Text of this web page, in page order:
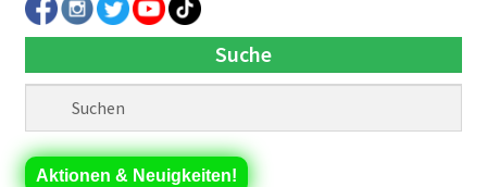
Suche
Aktionen & Neuigkeiten!